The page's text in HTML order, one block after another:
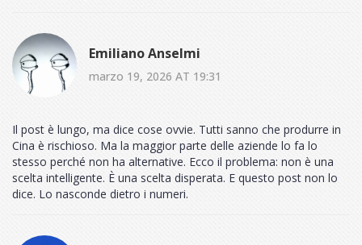
Emiliano Anselmi
marzo 19, 2026 AT 19:31
Il post è lungo, ma dice cose ovvie. Tutti sanno che produrre in
Cina è rischioso. Ma la maggior parte delle aziende lo fa lo
stesso perché non ha alternative. Ecco il problema: non è una
scelta intelligente. È una scelta disperata. E questo post non lo
dice. Lo nasconde dietro i numeri.